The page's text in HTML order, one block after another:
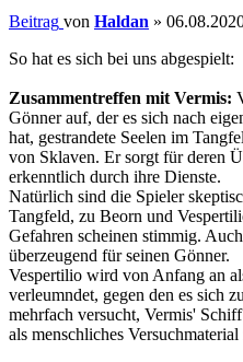
Beitrag von Haldan »
So hat es sich bei uns abgespielt:
Zusammentreffen mit Vermis:
Gönner auf, der es sich nach
hat, gestrandete Seelen im
von Sklaven. Er sorgt für deren
erkenntlich durch ihre Dienste.
Natürlich sind die Spieler
Tangfeld, zu Beorn und
Gefahren scheinen stimmig.
überzeugend für seinen Gönner.
Vespertilio wird von Anfang an
verleumndet, gegen den es sich
mehrfach versucht, Vermis'
als menschliches